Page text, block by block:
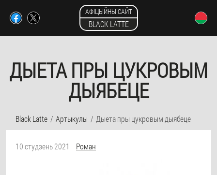
АФІЦЫЙНЫ САЙТ
BLACK LATTE
ДЫЕТА ПРЫ ЦУКРОВЫМ
ДЫЯБЕЦЕ
Black Latte Артыкулы Дыета пры цукровым дыябеце
10 студзень 2021 Роман